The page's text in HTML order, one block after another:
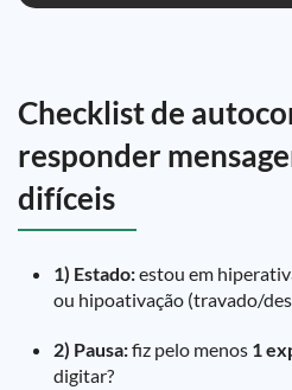
Checklist de
responder
difíceis
1) Estado:estou em
ou hipoativação (travado/
2) Pausa:fiz pelo menos 1
digitar?